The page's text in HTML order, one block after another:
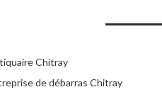
Chitray
de débarras Chitray